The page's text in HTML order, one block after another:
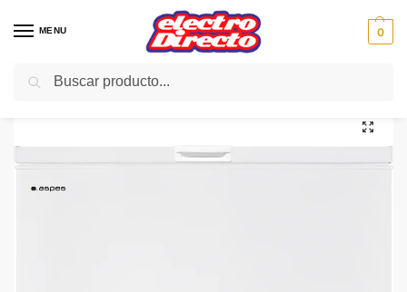
MENU 0
Inicio Gama blanca Congeladores